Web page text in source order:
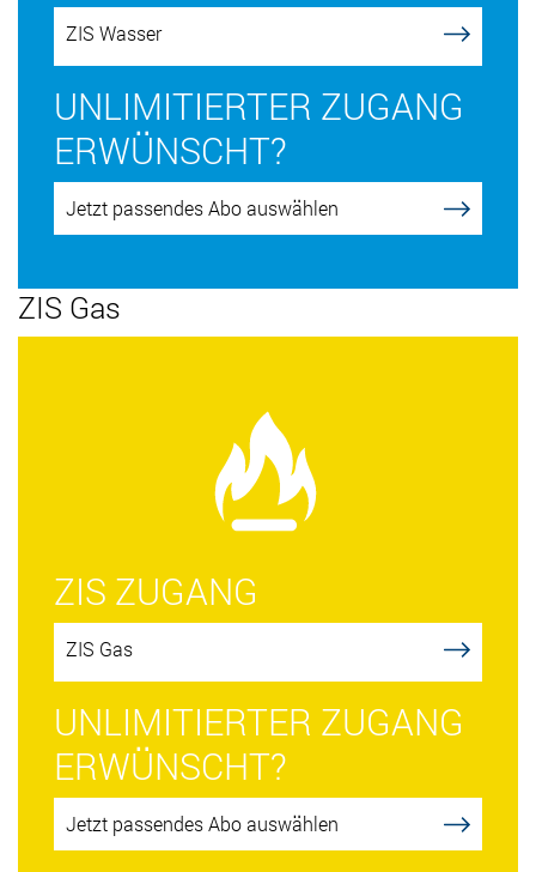
ZIS Wasser
UNLIMITIERTER ZUGANG
ERWÜNSCHT?
Jetzt passendes Abo auswählen
ZIS Gas
ZIS ZUGANG
ZIS Gas
UNLIMITIERTER ZUGANG
ERWÜNSCHT?
Jetzt passendes Abo auswählen